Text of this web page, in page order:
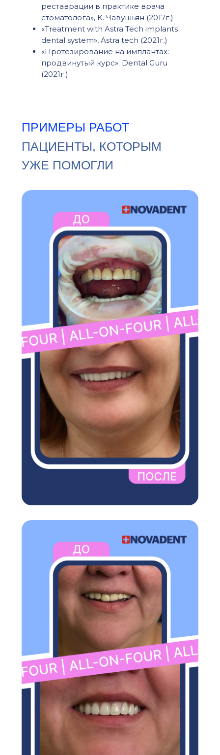
реставрации в практике врача
стоматолога», К. Чавушьян (2017г.)
«Treatment with Astra Tech implants
dental system», Astra tech (2021г.)
«Протезирование на имплантах:
продвинутый курс». Dental Guru
(2021г.)
ПАЦИЕНТЫ, КОТОРЫМ
УЖЕ ПОМОГЛИ
ПРИМЕРЫ РАБОТ